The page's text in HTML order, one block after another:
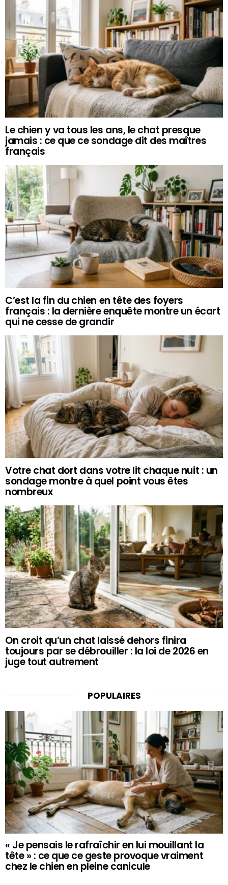
Le chien y va tous les ans, le chat presque
jamais : ce que ce sondage dit des maîtres
français
C’est la fin du chien en tête des foyers
français : la dernière enquête montre un écart
qui ne cesse de grandir
Votre chat dort dans votre lit chaque nuit : un
sondage montre à quel point vous êtes
nombreux
On croit qu’un chat laissé dehors finira
toujours par se débrouiller : la loi de 2026 en
juge tout autrement
POPULAIRES
« Je pensais le rafraîchir en lui mouillant la
tête » : ce que ce geste provoque vraiment
chez le chien en pleine canicule